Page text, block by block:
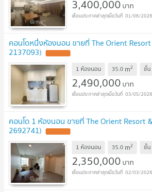
3,400,000 บาท
01/06/
คอนโดหนึ่งห้องนอน ขายที่ The Orient
2137093)
1 ห้องนอน 35.0 m2 ชั้น
2,490,000 บาท
03/05/
คอนโด 1 ห้องนอน ขายที่ The Orient Resort
2692741)
1 ห้องนอน 35.0 m2 ชั้น
2,350,000 บาท
02/03/